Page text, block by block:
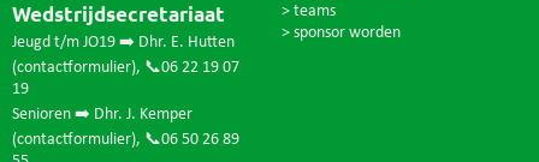
Wedstrijdsecretariaat
Jeugd t/m JO19 ➡️ Dhr. E. Hutten
(contactformulier), 📞06 22 19 07
19
Senioren ➡️ Dhr. J. Kemper
(contactformulier), 📞06 50 26 89
> teams
> sponsor worden